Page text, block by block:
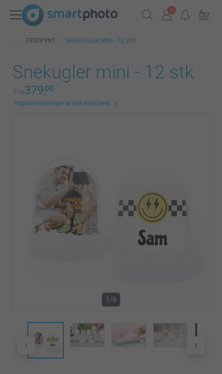
FESTPYNT SNEKUGLER MINI - 12 STK
Snekugler mini - 12 stk
Fra379,00
fragtomkostninger er ikke inkluderet
1/6